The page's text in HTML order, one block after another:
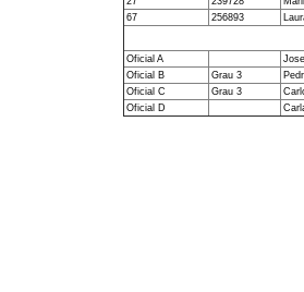
67
256893
Oficial A
Oficial B
Grau 3
Oficial C
Grau 3
Oficial D